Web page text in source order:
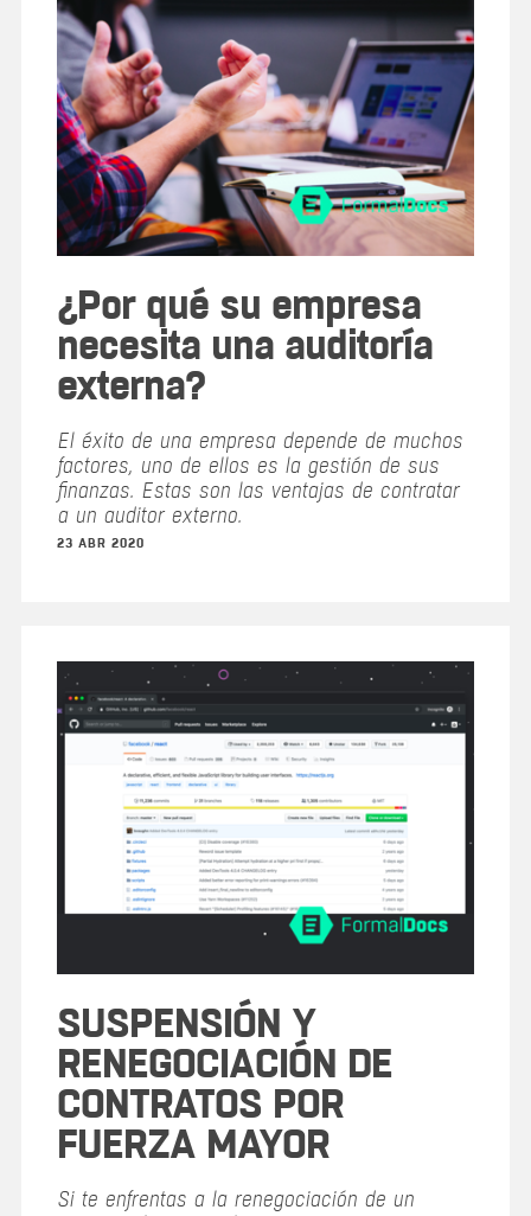
¿Por qué su empresa
necesita una auditoría
externa?
El éxito de una empresa depende de muchos
factores, uno de ellos es la gestión de sus
finanzas. Estas son las ventajas de contratar
a un auditor externo.
23 ABR 2020
SUSPENSIÓN Y
RENEGOCIACIÓN DE
CONTRATOS POR
FUERZA MAYOR
Si te enfrentas a la renegociación de un